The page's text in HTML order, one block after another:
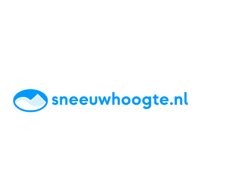
AccommodatiesTipsReviewsLive updatesApp